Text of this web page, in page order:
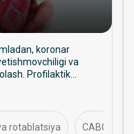
koronar
va
Profilaktik
rotablatsiya CABG